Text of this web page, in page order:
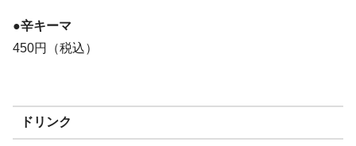
●辛キーマ
450円（税込）
ドリンク